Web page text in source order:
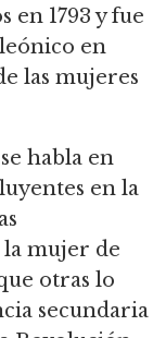
en 1793 y fue
en
las mujeres
habla en
en la
mujer de
otras lo
secundaria